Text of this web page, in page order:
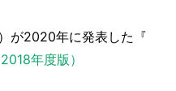
が2020年に発表した『
年度版）